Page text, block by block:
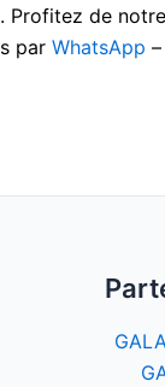
Profitez de
par WhatsApp